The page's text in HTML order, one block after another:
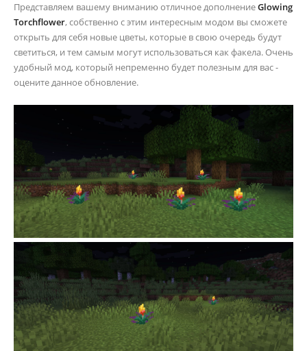
Представляем вашему вниманию отличное дополнениеGlowing
Torchflower, собственно с этим интересным модом вы сможете
открыть для себя новые цветы, которые в свою очередь будут
светиться, и тем самым могут использоваться как факела. Очень
удобный мод, который непременно будет полезным для вас -
оцените данное обновление.